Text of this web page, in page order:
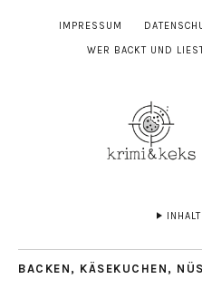
IMPRESSUM
WER BACKT UND
BACKEN , KÄSEKUCHEN ,